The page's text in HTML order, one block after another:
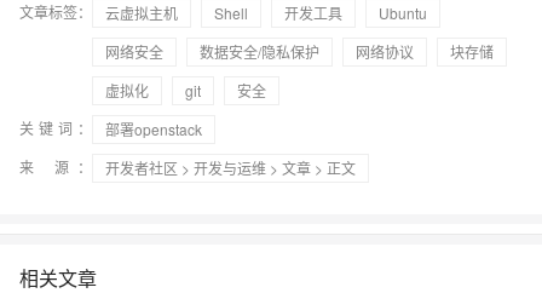
文章标签： 云虚拟主机 Shell 开发工具
Ubuntu
网络安全
数据安全/隐私保护 网络协议
块存储
虚拟化
git
安全
关键词：
部署openstack
来 源：
开发者社区 > 开发与运维 > 文章 > 正文
相关文章